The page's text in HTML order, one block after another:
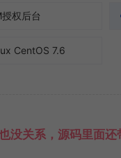
授权后台
CentOS 7.6
没关系，源码里面还